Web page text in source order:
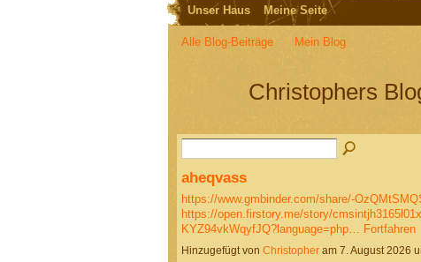
Unser Haus Meine Seite
Alle Blog-Beiträge Mein Blog
Christophers
aheqvass
https://www.gmbinder.com/share/-
https://open.firstory.me/story/
KYZ94vkWqyfJQ?language=php…
Fortfahren
Hinzugefügt von Christopheram 7. August 2026